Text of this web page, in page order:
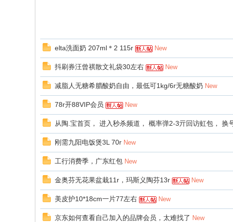
elta洗面奶 207ml＊2 115r New
抖刷券汪曾祺散文礼袋30左右 New
减脂人无糖希腊酸奶自由，最低可1kg/6r无糖酸奶 New
78r开88VIP会员 New
从陶.宝首页， 进入秒杀频道， 概率弹2-3亓回访虹包， 换
刚需九阳电饭煲3L 70r New
工行消费季，广东红包 New
金奥芬无花果盆栽11r，玛斯义陶芬13r New
美皮护10*18cm一片77左右 New
京东如何查看自己加入的品牌会员，太难找了 New